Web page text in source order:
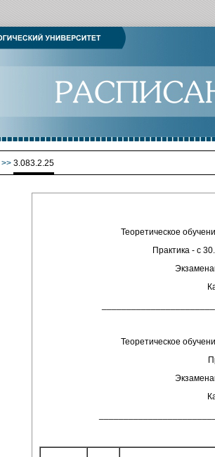
>> 3.083.2.25
Теоретическое
Практика - с
Теоретическое